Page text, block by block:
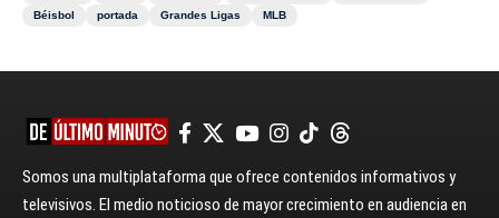
Béisbol
portada Grandes Ligas MLB
Somos una multiplataforma que ofrece contenidos informativos y
televisivos. El medio noticioso de mayor crecimiento en audiencia en